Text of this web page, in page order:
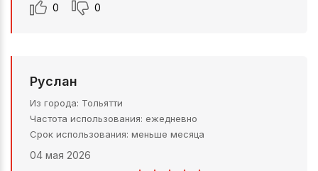
0 0
Руслан
Из города Тольятти
Частота использования ежедневно
Срок использования меньше месяца
04 мая 2026